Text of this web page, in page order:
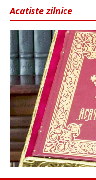
Acatiste zilnice